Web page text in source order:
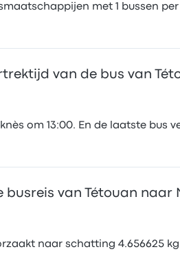
met 1 bussen
van de bus van
om 13:00. En de laatste bus
busreis van Tétouan naar
naar schatting 4.656625